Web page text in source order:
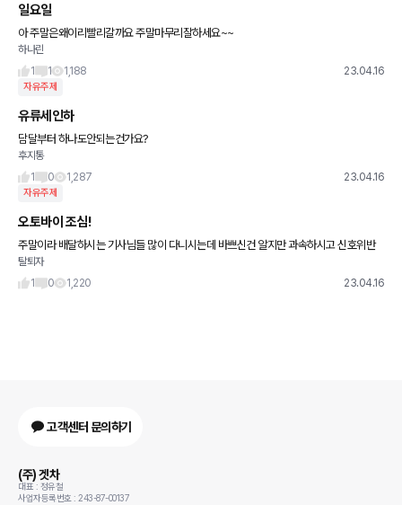
일요일
아 주말은왜이리빨리갈까요 주말마무리잘하세요~~
하나린
1
1 1,188 23.04.16
자유주제
유류세인하
담달부터 하나도안되는건가요?
후지통
1
0 1,287 23.04.16
자유주제
오토바이 조심!
주말이라 배달하시는 기사님들 많이 다니시는데 바쁘신건 알지만 과속하시고 신호위반
하시는 분들이 많아 접촉사고 빈번하네요. 오전에만 두번이나 봤습니다~ 다들 안전운전
하시고 주말 잘 마무리하세요!
탈퇴자
1
0 1,220 23.04.16
고객센터 문의하기
(주) 겟차
대표 : 정유철
사업자등록번호 : 243-87-00137